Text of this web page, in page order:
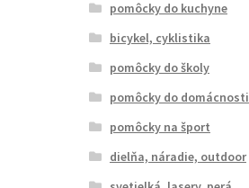
pomôcky do kuchyne
bicykel, cyklistika
pomôcky do školy
pomôcky do domácnosti
pomôcky na šport
dielňa, náradie, outdoor